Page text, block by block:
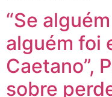
“Se
alguém foi
Caetano”,
sobre